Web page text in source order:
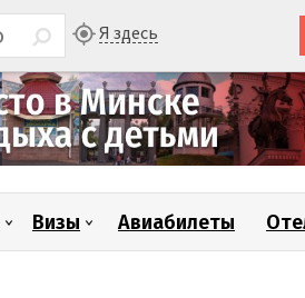
Я здесь
Визы Авиабилеты